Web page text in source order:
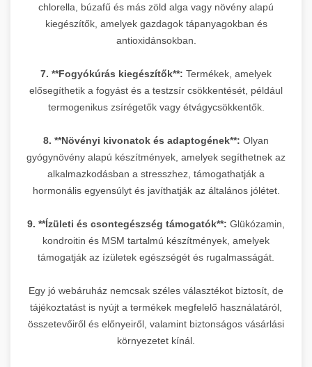
chlorella, búzafű és más zöld alga vagy növény alapú
kiegészítők, amelyek gazdagok tápanyagokban és
antioxidánsokban.
7. **Fogyókúrás kiegészítők**: Termékek, amelyek
elősegíthetik a fogyást és a testzsír csökkentését, például
termogenikus zsírégetők vagy étvágycsökkentők.
8. **Növényi kivonatok és adaptogének**: Olyan
gyógynövény alapú készítmények, amelyek segíthetnek az
alkalmazkodásban a stresszhez, támogathatják a
hormonális egyensúlyt és javíthatják az általános jólétet.
9. **Ízületi és csontegészség támogatók**: Glükózamin,
kondroitin és MSM tartalmú készítmények, amelyek
támogatják az ízületek egészségét és rugalmasságát.
Egy jó webáruház nemcsak széles választékot biztosít, de
tájékoztatást is nyújt a termékek megfelelő használatáról,
összetevőiről és előnyeiről, valamint biztonságos vásárlási
környezetet kínál.